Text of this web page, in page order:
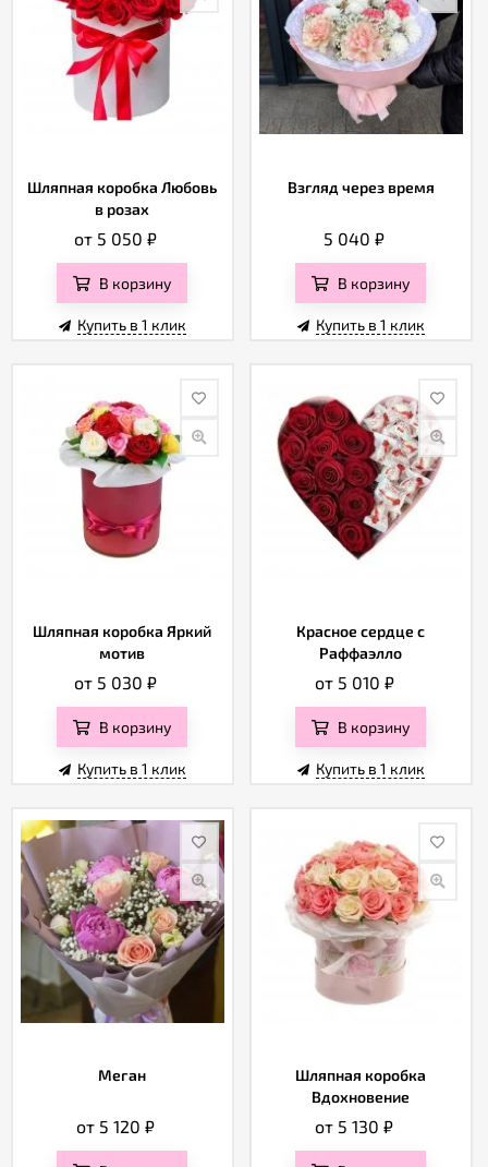
Шляпная коробка Любовь
в розах
от 5 050₽
В корзину
Купить в 1 клик
Взгляд через время
5 040₽
В корзину
Купить в 1 клик
Шляпная коробка Яркий
мотив
от 5 030₽
В корзину
Купить в 1 клик
Красное сердце с
Раффаэлло
от 5 010 ₽
В корзину
Купить в 1 клик
Меган
от 5 120₽
Шляпная коробка
Вдохновение
от 5 130₽